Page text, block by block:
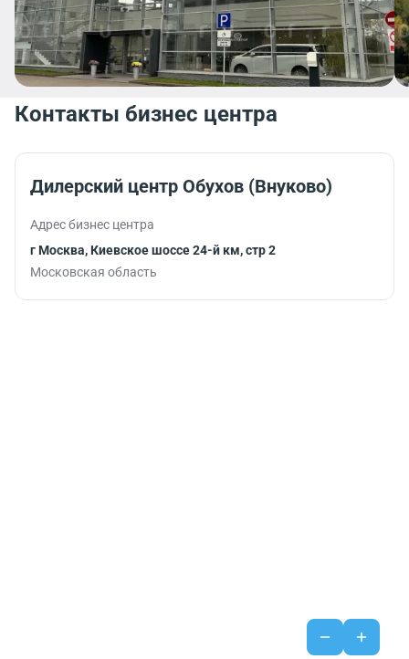
Контакты бизнес центра
Дилерский центр Обухов (Внуково)
Адрес бизнес центра
г Москва, Киевское шоссе 24-й км, стр 2
Московская область